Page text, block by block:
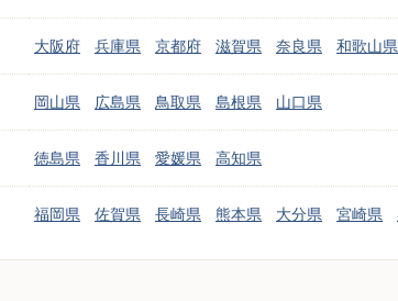
大阪府 兵庫県 京都府 滋賀県 奈良県 和歌山県
岡山県 広島県 鳥取県 島根県 山口県
徳島県 香川県 愛媛県 高知県
福岡県 佐賀県 長崎県 熊本県 大分県 宮崎県